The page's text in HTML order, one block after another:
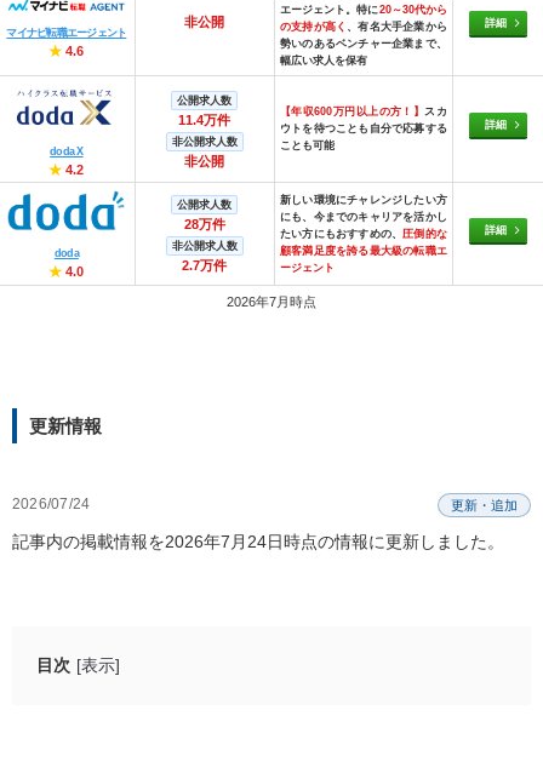
マイナビ転職エージェント
★ 4.6
非公開
エージェント。特に20～30代から
の支持が高く
、有名大手企業から
勢いのあるベンチャー企業まで、
幅広い求人を保有
詳細
doda X
★ 4.2
公開求人数
11.4万件
非公開求人数
非公開
【年収600万円以上の方！】 スカ
ウトを待つことも自分で応募する
ことも可能
詳細
doda
★ 4.0
公開求人数
28万件
非公開求人数
2.7万件
新しい環境にチャレンジしたい方
にも、今までのキャリアを活かし
たい方にもおすすめの、圧倒的な
顧客満足度を誇る最大級の転職エ
ージェント
詳細
2026年7月時点
更新情報
2026/07/24 更新・追加
記事内の掲載情報を2026年7月24日時点の情報に更新しました。
目次 [表示]